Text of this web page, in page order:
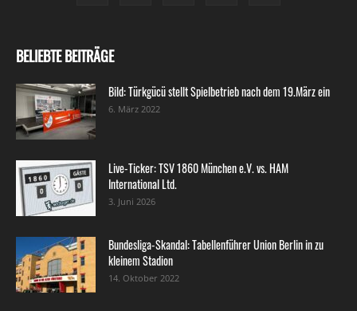
BELIEBTE BEITRÄGE
Bild: Türkgücü stellt Spielbetrieb nach dem 19.März ein
6. März 2022
Live-Ticker: TSV 1860 München e.V. vs. HAM
International Ltd.
3. Juni 2026
Bundesliga-Skandal: Tabellenführer Union Berlin in zu
kleinem Stadion
14. Oktober 2022